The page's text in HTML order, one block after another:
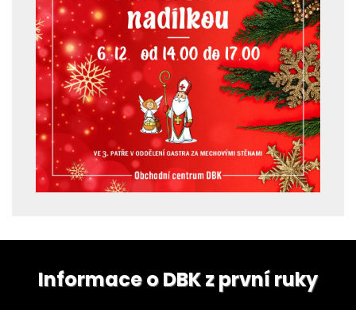
Informace o DBK z první ruky